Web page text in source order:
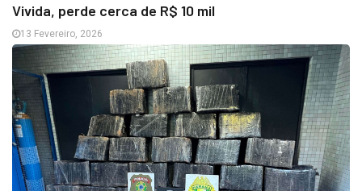
Vivida, perde cerca de R$ 10 mil
13 Fevereiro, 2026